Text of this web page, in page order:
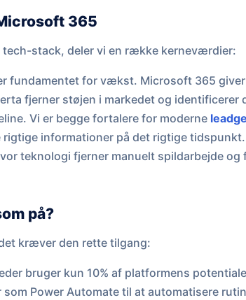
365
stack, deler vi en række kerneværdier:
fundamentet for vækst. Microsoft 365
fjerner støjen i markedet og identificerer
Vi er begge fortalere for moderne
rigtige informationer på det rigtige
teknologi fjerner manuelt spildarbejde og
på?
kræver den rette tilgang:
bruger kun 10% af platformens
Power Automate til at automatisere